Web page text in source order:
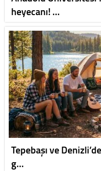
heyecanı! …
Tepebaşı ve
g…